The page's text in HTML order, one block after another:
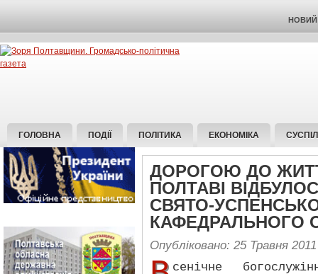
НОВИЙ
ГОЛОВНА ПОДІЇ ПОЛІТИКА ЕКОНОМІКА
ДОРОГОЮ ДО
ПОЛТАВІ
СВЯТО-
КАФЕДРАЛЬНОГО
Опубліковано: 25 Травня 2011
сенічне